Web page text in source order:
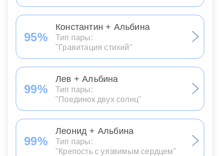
95%
Константин + Альбина
Тип пары:
"Гравитация стихий"
99%
Лев + Альбина
Тип пары:
"Поединок двух солнц"
99%
Леонид + Альбина
Тип пары:
"Крепость с уязвимым сердцем"